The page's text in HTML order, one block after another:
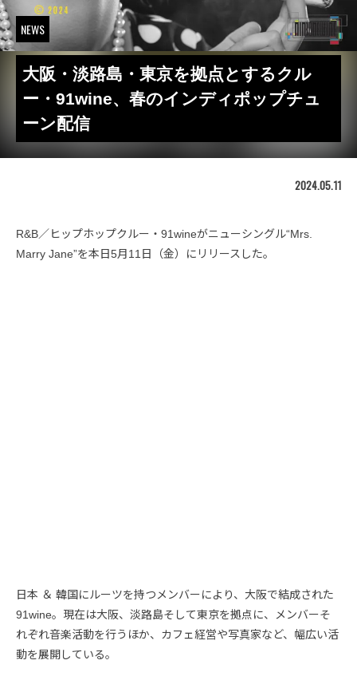
NEWS
大阪・淡路島・東京を拠点とするクル
ー・91wine、春のインディポップチュ
ーン配信
2024.05.11
R&B／ヒップホップクルー・91wineがニューシングル“Mrs.
Marry Jane”を本日5月11日（金）にリリースした。
日本 ＆ 韓国にルーツを持つメンバーにより、大阪で結成された
91wine。現在は大阪、淡路島そして東京を拠点に、メンバーそ
れぞれ音楽活動を行うほか、カフェ経営や写真家など、幅広い活
動を展開している。